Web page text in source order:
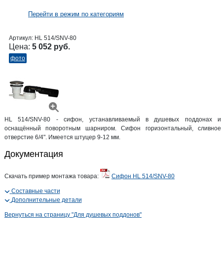
Перейти в режим по категориям
Артикул: HL 514/SNV-80
Цена: 5 052 руб.
фото
HL 514/SNV-80 - сифон, устанавливаемый в душевых поддонах и
оснащённый поворотным шарниром. Сифон горизонтальный, сливное
отверстие 6/4". Имеется штуцер 9-12 мм.
Документация
Скачать пример монтажа товара: Сифон HL 514/SNV-80
Составные части
Дополнительные детали
Вернуться на страницу "Для душевых поддонов"